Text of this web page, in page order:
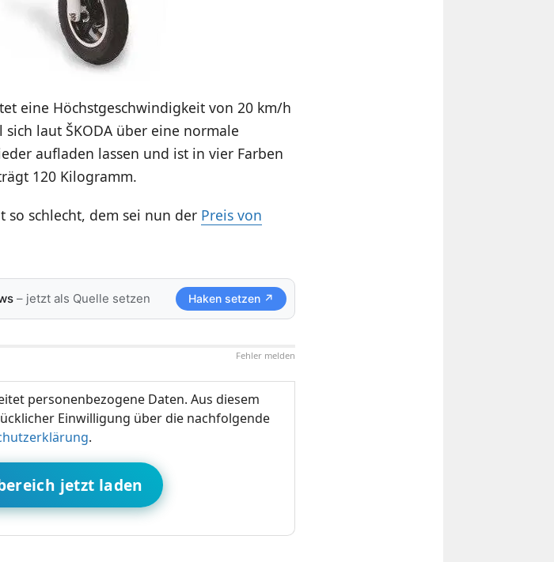
eine Höchstgeschwindigkeit von 20 km/h
laut ŠKODA über eine normale
aufladen lassen und ist in vier Farben
120 Kilogramm.
schlecht, dem sei nun der Preis von
– jetzt als Quelle setzen Haken setzen ↗
Fehler melden
personenbezogene Daten. Aus diesem
Einwilligung über die nachfolgende
.
jetzt laden